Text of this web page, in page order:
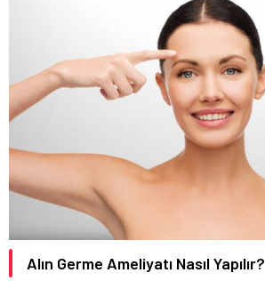
Alın Germe Ameliyatı Nasıl Yapılır?